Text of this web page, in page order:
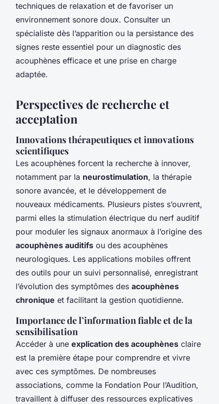
techniques de relaxation et de favoriser un
environnement sonore doux. Consulter un
spécialiste dès l’apparition ou la persistance des
signes reste essentiel pour un diagnostic des
acouphènes efficace et une prise en charge
adaptée.
Perspectives de recherche et
acceptation
Innovations thérapeutiques et innovations
scientifiques
Les acouphènes forcent la recherche à innover,
notamment par la neurostimulation, la thérapie
sonore avancée, et le développement de
nouveaux médicaments. Plusieurs pistes s’ouvrent,
parmi elles la stimulation électrique du nerf auditif
pour moduler les signaux anormaux à l’origine des
acouphènes auditifs ou des acouphènes
neurologiques. Les applications mobiles offrent
des outils pour un suivi personnalisé, enregistrant
l’évolution des symptômes des acouphènes
chronique et facilitant la gestion quotidienne.
Importance de l’information fiable et de la
sensibilisation
Accéder à une explication des acouphènes claire
est la première étape pour comprendre et vivre
avec ces symptômes. De nombreuses
associations, comme la Fondation Pour l’Audition,
travaillent à diffuser des ressources explicatives